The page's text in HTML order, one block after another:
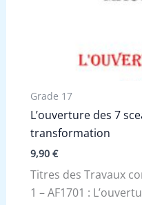
Grade 17
L’ouverture des 7
transformation
9,90 €
Titres des Travaux
1 – AF1701 :